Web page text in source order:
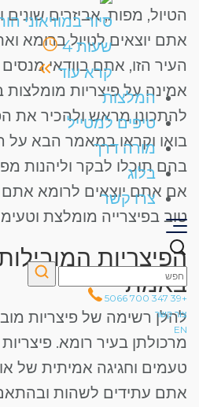
סיור במוזיאוני
שעות4
קרא עוד
המלצות
טיפים למטייל
מורה דרך
בלוג
צרו קשר
+39 347 700 5066
צור קשר
EN
הטיול, מפות, אביזרים
אתם יוצאים לטיול ברומא
העיר הזו, אתם בוודאי
אמינה על פיצריות
להתכונן מראש ולהכיר את
בואו וקראו במאמר הבא על
בהם תוכלו לבקר וליהנות
אם אתם יוצאים לרומא אתם
טוב בפיצרייה מומלצת
הפיצריות
באמת
להלן רשימה של פיצריות
מרכולתן בעיר רומא.
טעמים וחגיגה אמיתית של
אתם עתידים לשהות